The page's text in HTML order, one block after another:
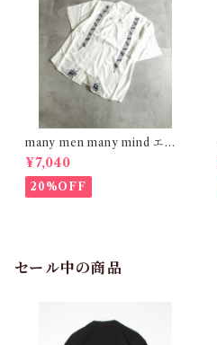
many men many mind エン
ブロイダリー レーヨンシャツ
オフホワイト M2615090
¥7,040
20%OFF
セール中の商品